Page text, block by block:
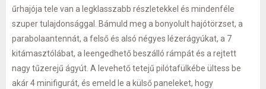
űrhajója tele van a legklasszabb részletekkel és mindenféle
szuper tulajdonsággal. Bámuld meg a bonyolult hajótörzset, a
parabolaantennát, a felső és alsó négyes lézerágyúkat, a 7
kitámasztólábat, a leengedhető beszálló rámpát és a rejtett
nagy tűzerejű ágyút. A levehető tetejű pilótafülkébe ültess be
akár 4 minifigurát, és emeld le a külső paneleket, hogy